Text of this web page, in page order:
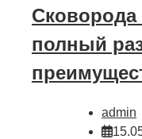
Сковорода
полный
admin